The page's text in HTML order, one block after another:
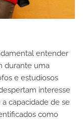
entender
durante uma
e estudiosos
interesse
a capacidade de se
como